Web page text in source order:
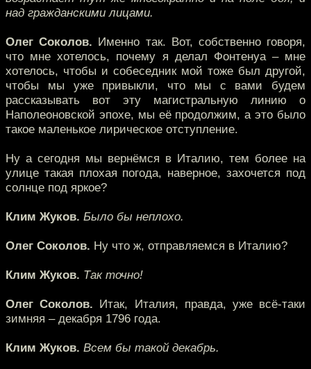
над гражданскими лицами.
Олег Соколов. Именно так. Вот, собственно говоря,
что мне хотелось, почему я делал Фонтенуа – мне
хотелось, чтобы и собеседник мой тоже был другой,
чтобы мы уже привыкли, что мы с вами будем
рассказывать вот эту магистральную линию о
Наполеоновской эпохе, мы её продолжим, а это было
такое маленькое лирическое отступление.
Ну а сегодня мы вернёмся в Италию, тем более на
улице такая плохая погода, наверное, захочется под
солнце под яркое?
Клим Жуков. Было бы неплохо.
Олег Соколов. Ну что ж, отправляемся в Италию?
Клим Жуков. Так точно!
Олег Соколов. Итак, Италия, правда, уже всё-таки
зимняя – декабря 1796 года.
Клим Жуков. Всем бы такой декабрь.